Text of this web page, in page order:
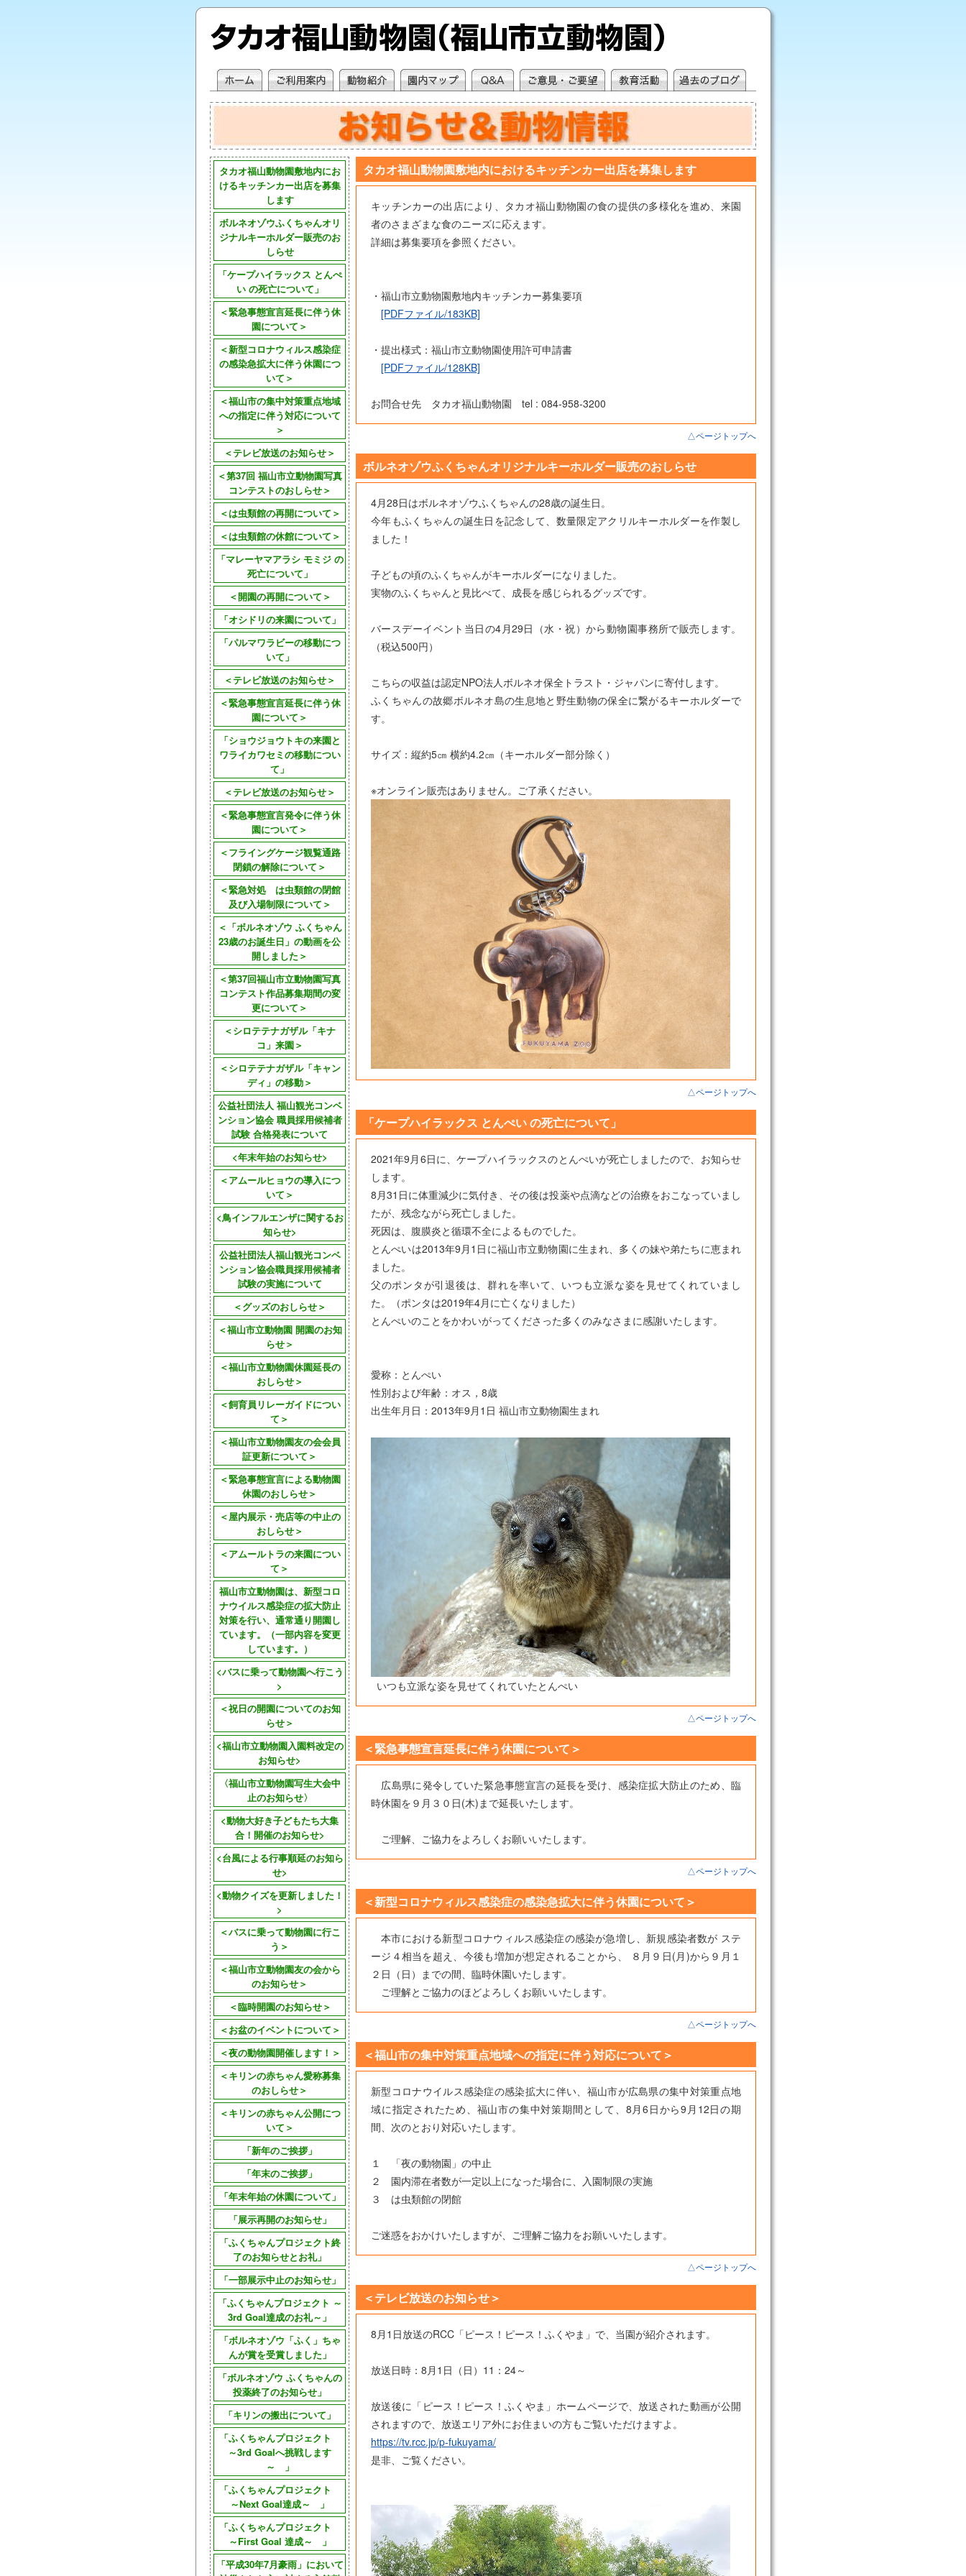
タカオ福山動物園敷地内にお
けるキッチンカー出店を募集
します
ボルネオゾウふくちゃんオリ
ジナルキーホルダー販売のお
しらせ
「ケープハイラックス とんぺ
い の死亡について」
＜緊急事態宣言延長に伴う休
園について＞
＜新型コロナウィルス感染症
の感染急拡大に伴う休園につ
いて＞
＜福山市の集中対策重点地域
への指定に伴う対応について
＞
＜テレビ放送のお知らせ＞
＜第37回 福山市立動物園写真
コンテストのおしらせ＞
＜は虫類館の再開について＞
＜は虫類館の休館について＞
「マレーヤマアラシ モミジ の
死亡について」
＜開園の再開について＞
「オシドリの来園について」
「パルマワラビーの移動につ
いて」
＜テレビ放送のお知らせ＞
＜緊急事態宣言延長に伴う休
園について＞
「ショウジョウトキの来園と
ワライカワセミの移動につい
て」
＜テレビ放送のお知らせ＞
＜緊急事態宣言発令に伴う休
園について＞
＜フライングケージ観覧通路
閉鎖の解除について＞
＜緊急対処 は虫類館の閉館
及び入場制限について＞
＜「ボルネオゾウ ふくちゃん
23歳のお誕生日」の動画を公
開しました＞
＜第37回福山市立動物園写真
コンテスト作品募集期間の変
更について＞
＜シロテテナガザル「キナ
コ」来園＞
＜シロテテナガザル「キャン
ディ」の移動＞
公益社団法人 福山観光コンベ
ンション協会 職員採用候補者
試験 合格発表について
<年末年始のお知らせ>
＜アムールヒョウの導入につ
いて＞
<鳥インフルエンザに関するお
知らせ>
公益社団法人福山観光コンベ
ンション協会職員採用候補者
試験の実施について
＜グッズのおしらせ＞
＜福山市立動物園 開園のお知
らせ＞
＜福山市立動物園休園延長の
おしらせ＞
＜飼育員リレーガイドについ
て＞
＜福山市立動物園友の会会員
証更新について＞
＜緊急事態宣言による動物園
休園のおしらせ＞
＜屋内展示・売店等の中止の
おしらせ＞
＜アムールトラの来園につい
て＞
福山市立動物園は、新型コロ
ナウイルス感染症の拡大防止
対策を行い、通常通り開園し
ています。（一部内容を変更
しています。）
<バスに乗って動物園へ行こう
>
＜祝日の開園についてのお知
らせ＞
<福山市立動物園入園料改定の
お知らせ>
〈福山市立動物園写生大会中
止のお知らせ〉
<動物大好き子どもたち大集
合！開催のお知らせ>
<台風による行事順延のお知ら
せ>
<動物クイズを更新しました！
>
＜バスに乗って動物園に行こ
う＞
＜福山市立動物園友の会から
のお知らせ＞
＜臨時開園のお知らせ＞
＜お盆のイベントについて＞
＜夜の動物園開催します！＞
＜キリンの赤ちゃん愛称募集
のおしらせ＞
＜キリンの赤ちゃん公開につ
いて＞
「新年のご挨拶」
「年末のご挨拶」
「年末年始の休園について」
「展示再開のお知らせ」
「ふくちゃんプロジェクト終
了のお知らせとお礼」
「一部展示中止のお知らせ」
「ふくちゃんプロジェクト ～
3rd Goal達成のお礼～」
「ボルネオゾウ「ふく」ちゃ
んが賞を受賞しました」
「ボルネオゾウ ふくちゃんの
投薬終了のお知らせ」
「キリンの搬出について」
「ふくちゃんプロジェクト
～3rd Goalへ挑戦します
～ 」
「ふくちゃんプロジェクト
～Next Goal達成～ 」
「ふくちゃんプロジェクト
～First Goal 達成～ 」
「平成30年7月豪雨」において
タカオ福山動物園敷地内におけるキッチンカー出店を募集します
キッチンカーの出店により、タカオ福山動物園の食の提供の多様化を進め、来園
者のさまざまな食のニーズに応えます。
詳細は募集要項を参照ください。
・福山市立動物園敷地内キッチンカー募集要項
[PDFファイル/183KB]
・提出様式：福山市立動物園使用許可申請書
[PDFファイル/128KB]
お問合せ先 タカオ福山動物園 tel : 084-958-3200
△ページトップへ
ボルネオゾウふくちゃんオリジナルキーホルダー販売のおしらせ
4月28日はボルネオゾウふくちゃんの28歳の誕生日。
今年もふくちゃんの誕生日を記念して、数量限定アクリルキーホルダーを作製し
ました！
子どもの頃のふくちゃんがキーホルダーになりました。
実物のふくちゃんと見比べて、成長を感じられるグッズです。
バースデーイベント当日の4月29日（水・祝）から動物園事務所で販売します。
（税込500円）
こちらの収益は認定NPO法人ボルネオ保全トラスト・ジャパンに寄付します。
ふくちゃんの故郷ボルネオ島の生息地と野生動物の保全に繋がるキーホルダーで
す。
サイズ：縦約5㎝ 横約4.2㎝（キーホルダー部分除く）
※オンライン販売はありません。ご了承ください。
△ページトップへ
「ケープハイラックス とんぺい の死亡について」
2021年9月6日に、ケープハイラックスのとんぺいが死亡しましたので、お知らせ
します。
8月31日に体重減少に気付き、その後は投薬や点滴などの治療をおこなっていまし
たが、残念ながら死亡しました。
死因は、腹膜炎と循環不全によるものでした。
とんぺいは2013年9月1日に福山市立動物園に生まれ、多くの妹や弟たちに恵まれ
ました。
父のポンタが引退後は、群れを率いて、いつも立派な姿を見せてくれていまし
た。（ポンタは2019年4月に亡くなりました）
とんぺいのことをかわいがってくださった多くのみなさまに感謝いたします。
愛称：とんぺい
性別および年齢：オス，8歳
出生年月日：2013年9月1日 福山市立動物園生まれ
いつも立派な姿を見せてくれていたとんぺい
△ページトップへ
＜緊急事態宣言延長に伴う休園について＞
広島県に発令していた緊急事態宣言の延長を受け、感染症拡大防止のため、臨
時休園を９月３０日(木)まで延長いたします。
ご理解、ご協力をよろしくお願いいたします。
△ページトップへ
＜新型コロナウィルス感染症の感染急拡大に伴う休園について＞
本市における新型コロナウィルス感染症の感染が急増し、新規感染者数が ステ
ージ４相当を超え、今後も増加が想定されることから、 ８月９日(月)から９月１
２日（日）までの間、臨時休園いたします。
ご理解とご協力のほどよろしくお願いいたします。
△ページトップへ
＜福山市の集中対策重点地域への指定に伴う対応について＞
新型コロナウイルス感染症の感染拡大に伴い、福山市が広島県の集中対策重点地
域に指定されたため、福山市の集中対策期間として、8月6日から9月12日の期
間、次のとおり対応いたします。
１ 「夜の動物園」の中止
２ 園内滞在者数が一定以上になった場合に、入園制限の実施
３ は虫類館の閉館
ご迷惑をおかけいたしますが、ご理解ご協力をお願いいたします。
△ページトップへ
＜テレビ放送のお知らせ＞
8月1日放送のRCC「ピース！ピース！ふくやま」で、当園が紹介されます。
放送日時：8月1日（日）11：24～
放送後に「ピース！ピース！ふくやま」ホームページで、放送された動画が公開
されますので、放送エリア外にお住まいの方もご覧いただけますよ。
https://tv.rcc.jp/p-fukuyama/
是非、ご覧ください。